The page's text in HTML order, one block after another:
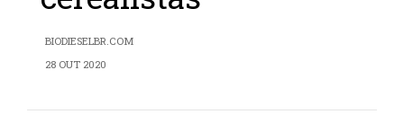
BIODIESELBR.COM
28 OUT 2020